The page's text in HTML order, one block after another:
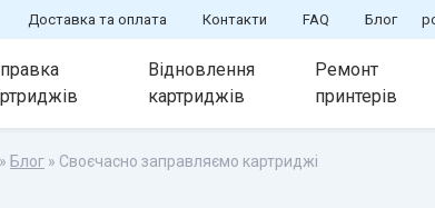
Доставка та оплата Контакти FAQ Блог
Відновлення
картриджів
Ремонт
принтерів
» Блог » Своєчасно заправляємо картриджі